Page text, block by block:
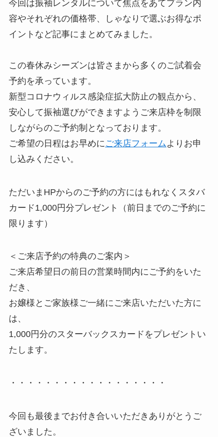
今回は振袖レンタルについて焦点をあてプラン内
容やそれぞれの価格帯、しゃなりで選ぶお得なポ
イントなど記事にまとめてみました。
この春休みシーズンは皆さまから多くのご試着会
予約を承っています。
新型コロナウィルス感染症拡大防止の観点から、
安心して振袖選びができますようご来店枠を制限
しながらのご予約制となっております。
ご希望の日程はお早めに ご来店フォーム よりお申
し込みください。
ただいまHPからのご予約の方にはもれなくスタバ
カード1,000円分プレゼント（前日までのご予約に
限ります）
＜ご来店予約の特典のご案内＞
ご来店希望日の前日の営業時間内にご予約をいた
だき、
お嬢様とご家族様ご一緒にご来店いただいた方に
は、
1,000円分のスターバックスカードをプレゼントい
たします。
・・・・・・・・・・・・・・・・・・
今回も最後までお付き合いいただきありがとうご
ざいました。